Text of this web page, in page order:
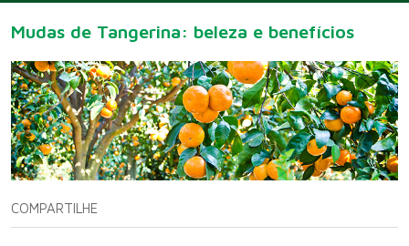
Mudas de Tangerina: beleza e benefícios
COMPARTILHE